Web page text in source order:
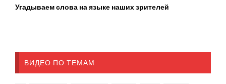
Угадываем слова на языке наших зрителей
ВИДЕО ПО ТЕМАМ